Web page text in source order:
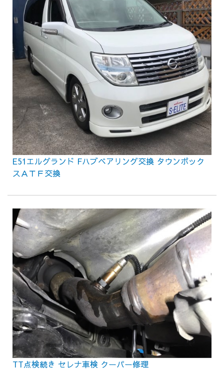
E51エルグランド Fハブベアリング交換 タウンボック
スＡＴＦ交換
TT点検続き セレナ車検 クーパー修理